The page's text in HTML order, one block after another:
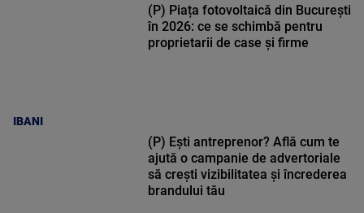
IBANI
(P) Piața fotovoltaică din București
în 2026: ce se schimbă pentru
proprietarii de case și firme
(P) Ești antreprenor? Află cum te
ajută o campanie de advertoriale
să crești vizibilitatea și încrederea
brandului tău